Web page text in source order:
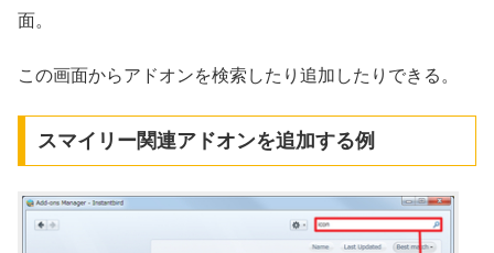
面。
この画面からアドオンを検索したり追加したりできる。
スマイリー関連アドオンを追加する例